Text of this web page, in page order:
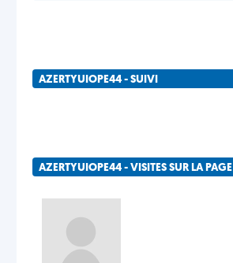
AZERTYUIOPE44 - SUIVI
AZERTYUIOPE44 - VISITES SUR LA PAGE